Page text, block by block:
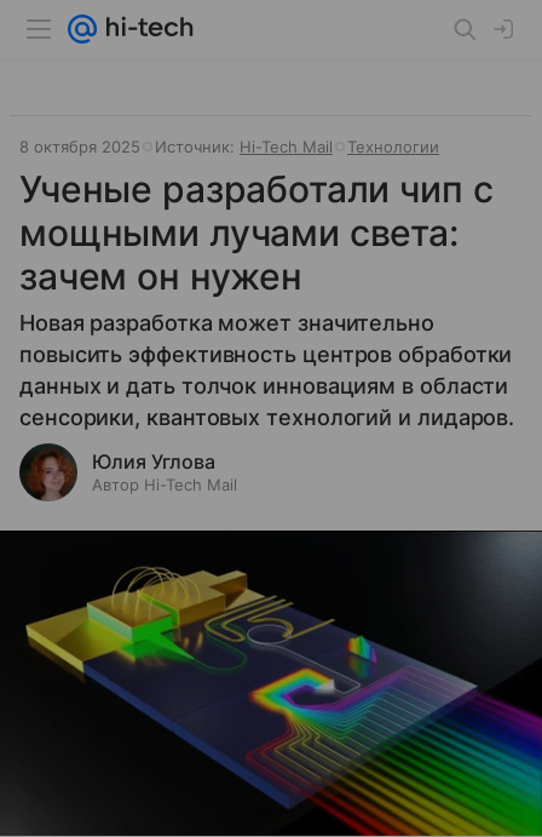
8 октября 2025 Источник: Hi-Tech Mail Технологии
Ученые разработали чип с
мощными лучами света:
зачем он нужен
Новая разработка может значительно
повысить эффективность центров обработки
данных и дать толчок инновациям в области
сенсорики, квантовых технологий и лидаров.
Юлия Углова
Автор Hi-Tech Mail